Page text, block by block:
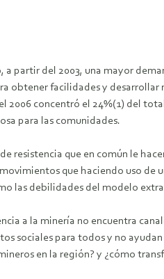
partir del 2003, una mayor
obtener facilidades y
2006 concentró el 24%(1) del
para las comunidades.
resistencia que en común le
que haciendo uso
las debilidades del modelo
a la minería no encuentra
sociales para todos y no
en la región? y ¿cómo